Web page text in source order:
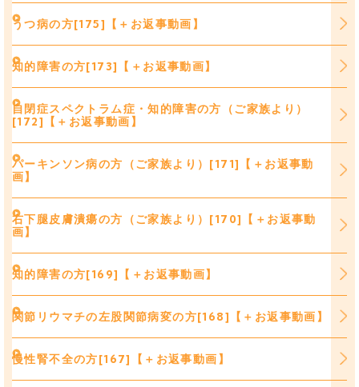
うつ病の方[175]【＋お返事動画】
知的障害の方[173]【＋お返事動画】
自閉症スペクトラム症・知的障害の方（ご家族より）
[172]【＋お返事動画】
パーキンソン病の方（ご家族より）[171]【＋お返事動
画】
右下腿皮膚潰瘍の方（ご家族より）[170]【＋お返事動
画】
知的障害の方[169]【＋お返事動画】
関節リウマチの左股関節病変の方[168]【＋お返事動画】
慢性腎不全の方[167]【＋お返事動画】